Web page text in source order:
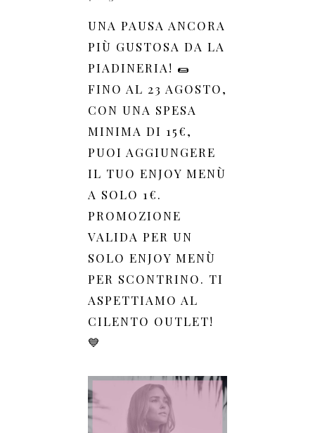
UNA PAUSA ANCORA
PIÙ GUSTOSA DA LA
PIADINERIA! 🌯
FINO AL 23 AGOSTO,
CON UNA SPESA
MINIMA DI 15€,
PUOI AGGIUNGERE
IL TUO ENJOY MENÙ
A SOLO 1€.
PROMOZIONE
VALIDA PER UN
SOLO ENJOY MENÙ
PER SCONTRINO. TI
ASPETTIAMO AL
CILENTO OUTLET!
💙